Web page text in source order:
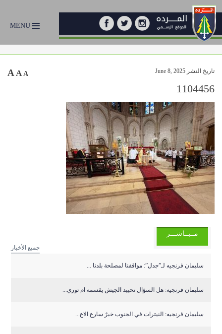
MENU
تاريخ النشر June 8, 2025 A A A
1104456
مــبــاشـــر
جميع الأخبار
سليمان فرنجيه لـ”جدل”: مواقفنا لمصلحة بلدنا ...
سليمان فرنجيه: هل السؤال تحييد الجيش يقسمه ام توري...
سليمان فرنجيه: النيترات في الجنوب خبرٌ سارع الاع...